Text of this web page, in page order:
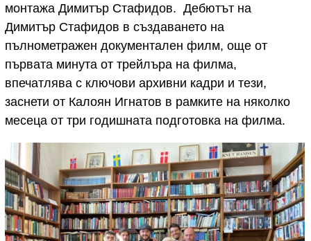
монтажа Димитър Стафидов. Дебютът на
Димитър Стафидов в създаването на
пълнометражен документален филм, още от
първата минута от трейлъра на филма,
впечатлява с ключови архивни кадри и тези,
заснети от Калоян Игнатов в рамките на няколко
месеца от три годишната подготовка на филма.